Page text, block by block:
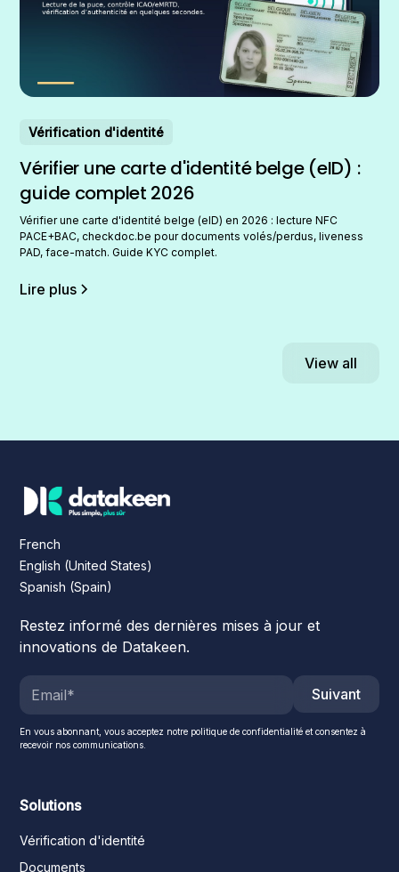
Vérification d'identité
Vérifier une carte d'identité belge (eID) :
guide complet 2026
Vérifier une carte d'identité belge (eID) en 2026 : lecture NFC
PACE+BAC, checkdoc.be pour documents volés/perdus, liveness
PAD, face-match. Guide KYC complet.
Lire plus
View all
French
English (United States)
Spanish (Spain)
Restez informé des dernières mises à jour et
innovations de Datakeen.
Suivant
En vous abonnant, vous acceptez notre politique de confidentialité et consentez à
recevoir nos communications.
Solutions
Vérification d'identité
Documents